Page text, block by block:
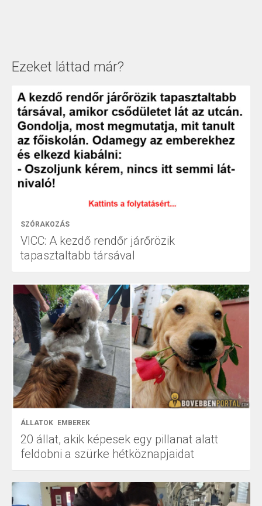
Ezeket láttad már?
SZÓRAKOZÁS
VICC: A kezdő rendőr járőrözik
tapasztaltabb társával
ÁLLATOK EMBEREK
20 állat, akik képesek egy pillanat alatt
feldobni a szürke hétköznapjaidat